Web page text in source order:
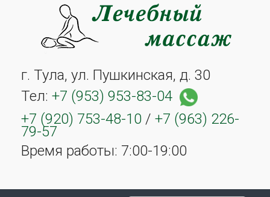
г. Тула, ул. Пушкинская, д. 30
Тел: +7 (953) 953-83-04
+7 (920) 753-48-10 / +7 (963) 226-
79-57
Время работы: 7:00-19:00